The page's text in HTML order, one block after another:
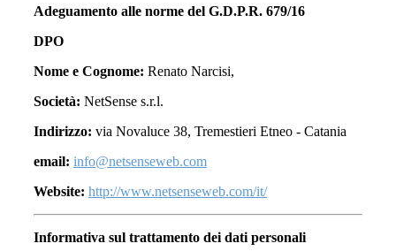
Adeguamento alle norme del G.D.P.R. 679/16
DPO
Nome e Cognome: Renato Narcisi,
Società: NetSense s.r.l.
Indirizzo: via Novaluce 38, Tremestieri Etneo - Catania
email: info@netsenseweb.com
Website: http://www.netsenseweb.com/it/
Informativa sul trattamento dei dati personali